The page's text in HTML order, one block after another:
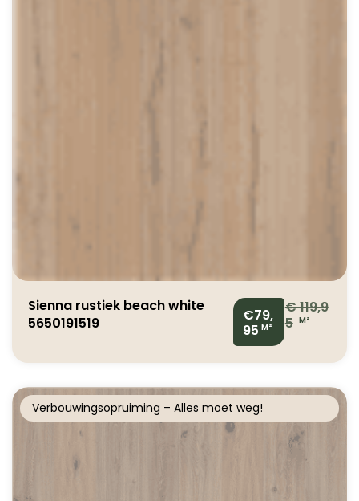
Sienna rustiek beach white
5650191519
€79,
95 M²
€119,9
5 M²
Verbouwingsopruiming – Alles moet weg!